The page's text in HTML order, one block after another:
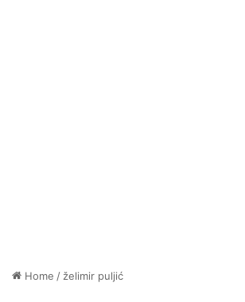
Home / želimir puljić